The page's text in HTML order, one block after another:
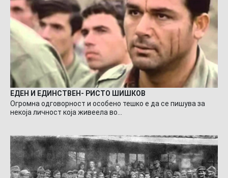
ЕДЕН И ЕДИНСТВЕН- РИСТО ШИШКОВ
Огромна одговорност и особено тешко е да се пишува за
некоја личност која живеела во…